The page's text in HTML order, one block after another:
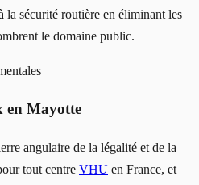
la sécurité routière en éliminant les
le domaine public.
en Mayotte
angulaire de la légalité et de la
tout centre VHU en France, et